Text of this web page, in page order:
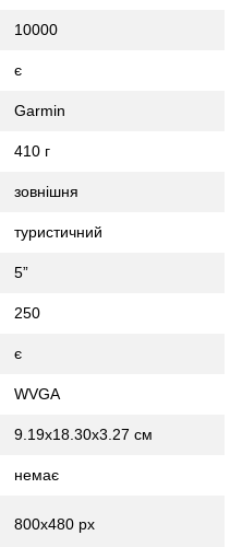
10000
є
Garmin
410 г
зовнішня
туристичний
5”
250
є
WVGA
9.19x18.30x3.27 см
немає
800x480 px